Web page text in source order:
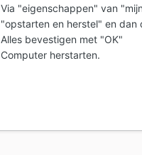
Via "eigenschappen" van
"opstarten en herstel" en
Alles bevestigen met "OK"
Computer herstarten.